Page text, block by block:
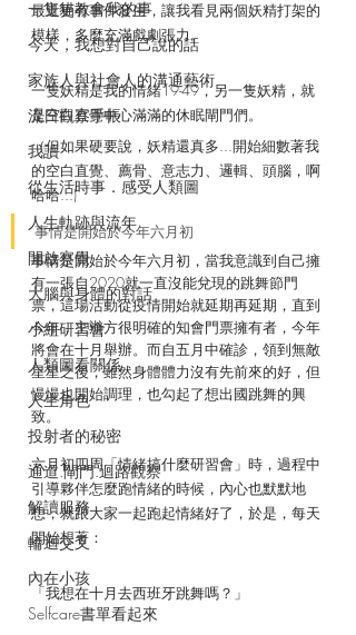
一隻貓教會我的事
今天，我想對自己說的話
家族人與社會人的溝通藝術
流日觀察手帳
我讀
從生活時事．感受人類圖
人生軌跡與流年
開啟察覺
大腦與身體的對話
小組研習會
人類圖看關係
人生角色
投射者的秘密
通道.閘門.迴路觀察
解讀服務
輪迴交叉
內在小孩
Selfcare書單看起來
最近更有事件發生，讓我看見兩個妖精打架的
模樣，多麼充滿戲劇張力。
一隻妖精是我的情緒19-49，另一隻妖精，就
是空白直覺中心滿滿的休眠閘門們。
（但如果硬要說，妖精還真多...開始細數著我
的空白直覺、薦骨、意志力、邏輯、頭腦，啊
哈哈...)
事情是開始於今年六月初
事情是開始於今年六月初，當我意識到自己擁
有一張自2020就一直沒能兌現的跳舞節門
票，這場活動從疫情開始就延期再延期，直到
今年，主辦方很明確的知會門票擁有者，今年
將會在十月舉辦。而自五月中確診，領到無敵
星星之後，雖然身體體力沒有先前來的好，但
慢慢也開始調理，也勾起了想出國跳舞的興
致。
六月初四周「情緒搞什麼研習會」時，過程中
引導夥伴怎麼跑情緒的時候，內心也默默地
想，就跟大家一起跑起情緒好了，於是，每天
開始想著：
「我想在十月去西班牙跳舞嗎？」